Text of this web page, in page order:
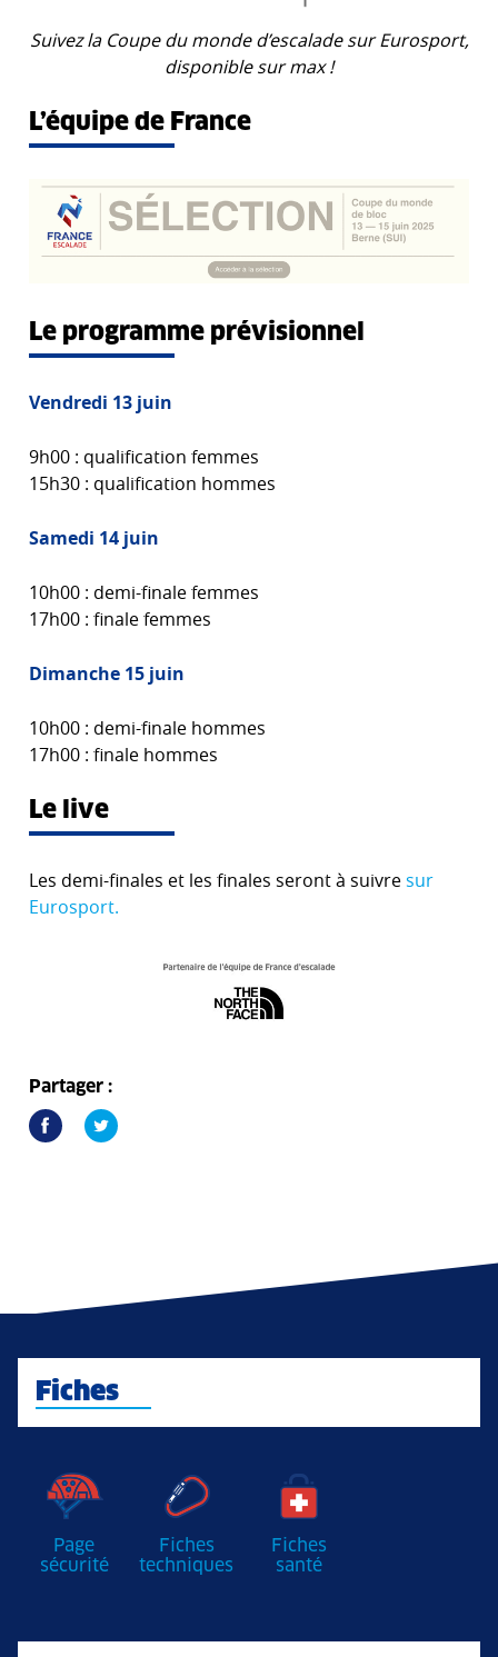
Suivez la Coupe du monde d’escalade sur Eurosport,
disponible sur max !
L’équipe de France
Le programme prévisionnel
Vendredi 13 juin
9h00 : qualification femmes
15h30 : qualification hommes
Samedi 14 juin
10h00 : demi-finale femmes
17h00 : finale femmes
Dimanche 15 juin
10h00 : demi-finale hommes
17h00 : finale hommes
Le live
Les demi-finales et les finales seront à suivresur
Eurosport.
Partager :
Fiches
Page
sécurité
Fiches
techniques
Fiches
santé